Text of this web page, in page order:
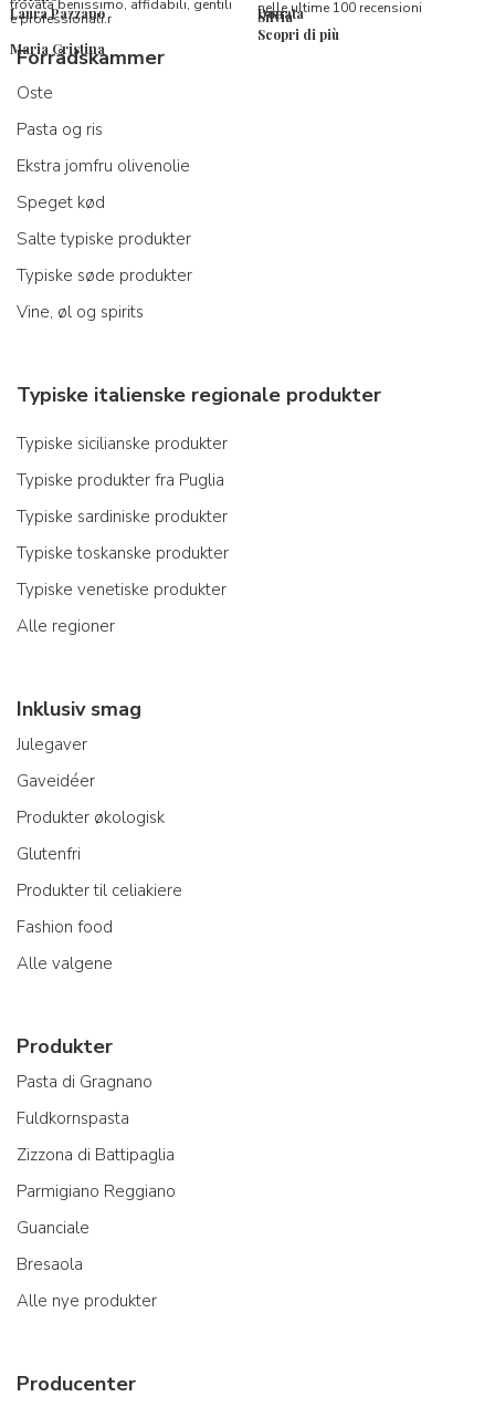
Laura Pazzano
trovata benissimo, affidabili, gentili
e professionali.r
Maria Cristina
Donata
Silvia
nelle ultime 100 recensioni
Scopri di più
Forrådskammer
Oste
Pasta og ris
Ekstra jomfru olivenolie
Speget kød
Salte typiske produkter
Typiske søde produkter
Vine, øl og spirits
Typiske italienske regionale produkter
Typiske sicilianske produkter
Typiske produkter fra Puglia
Typiske sardiniske produkter
Typiske toskanske produkter
Typiske venetiske produkter
Alle regioner
Inklusiv smag
Julegaver
Gaveidéer
Produkter økologisk
Glutenfri
Produkter til celiakiere
Fashion food
Alle valgene
Produkter
Pasta di Gragnano
Fuldkornspasta
Zizzona di Battipaglia
Parmigiano Reggiano
Guanciale
Bresaola
Alle nye produkter
Producenter